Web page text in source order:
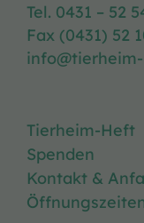
Tel. 0431 – 52
Fax (0431) 52
Tierheim-Heft
Spenden
Kontakt &